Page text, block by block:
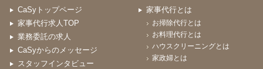
CaSyトップページ
家事代行求人TOP
業務委託の求人
CaSyからのメッセージ
スタッフインタビュー
家事代行とは
お掃除代行とは
お料理代行とは
ハウスクリーニングとは
家政婦とは